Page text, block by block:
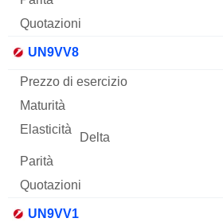
UN9VV8
UN9VV1